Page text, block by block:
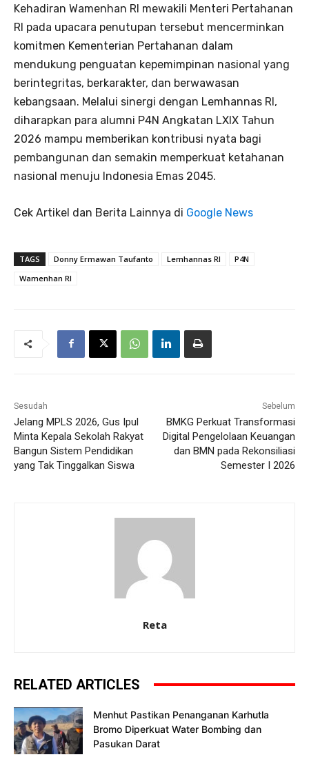
Kehadiran Wamenhan RI mewakili Menteri Pertahanan
RI pada upacara penutupan tersebut mencerminkan
komitmen Kementerian Pertahanan dalam
mendukung penguatan kepemimpinan nasional yang
berintegritas, berkarakter, dan berwawasan
kebangsaan. Melalui sinergi dengan Lemhannas RI,
diharapkan para alumni P4N Angkatan LXIX Tahun
2026 mampu memberikan kontribusi nyata bagi
pembangunan dan semakin memperkuat ketahanan
nasional menuju Indonesia Emas 2045.
Cek Artikel dan Berita Lainnya di Google News
TAGS Donny Ermawan Taufanto Lemhannas RI
P4N
Wamenhan RI
Sesudah
Jelang MPLS 2026, Gus Ipul
Minta Kepala Sekolah Rakyat
Bangun Sistem Pendidikan
yang Tak Tinggalkan Siswa
Sebelum
BMKG Perkuat Transformasi
Digital Pengelolaan Keuangan
dan BMN pada Rekonsiliasi
Semester I 2026
Reta
RELATED ARTICLES
Menhut Pastikan Penanganan Karhutla
Bromo Diperkuat Water Bombing dan
Pasukan Darat